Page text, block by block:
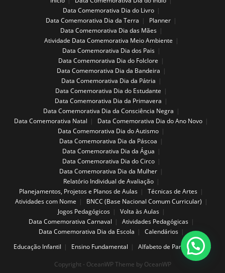
Data Comemorativa Dia do Livro
Data Comemorativa Dia da Terra
Planner
Data Comemorativa Dia das Mães
Atividade Data Comemorativa Meio Ambiente
Data Comemorativa Dia dos Pais
Data Comemorativa Dia do Folclore
Data Comemorativa Dia da Bandeira
Data Comemorativa Dia da Pátria
Data Comemorativa Dia do Estudante
Data Comemorativa Dia da Primavera
Data Comemorativa Dia da Consciência Negra
Data Comemorativa Natal
Data Comemorativa Dia do Ano Novo
Data Comemorativa Dia do Autismo
Data Comemorativa Dia da Páscoa
Data Comemorativa Dia da Água
Data Comemorativa Dia do Circo
Data Comemorativa Dia da Mulher
Relatório Individual de Avaliação
Planejamentos, Projetos e Planos de Aulas
Técnicas de Artes
Atividades com Nome
BNCC (Base Nacional Comum Curricular)
Jogos Pedagógicos
Volta às Aulas
Data Comemorativa Carnaval
Atividades Pedagógicas
Data Comemorativa Dia da Escola
Calendários
Educação Infantil
Ensino Fundamental Alfabeto de Parede
Copyright - OceanWP Theme by OceanWP